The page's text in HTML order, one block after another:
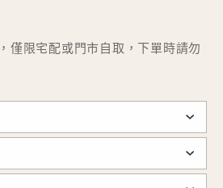
僅限宅配或門市自取，下單時請勿